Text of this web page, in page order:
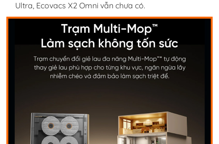
Ultra, Ecovacs X2 Omni vẫn chưa có.